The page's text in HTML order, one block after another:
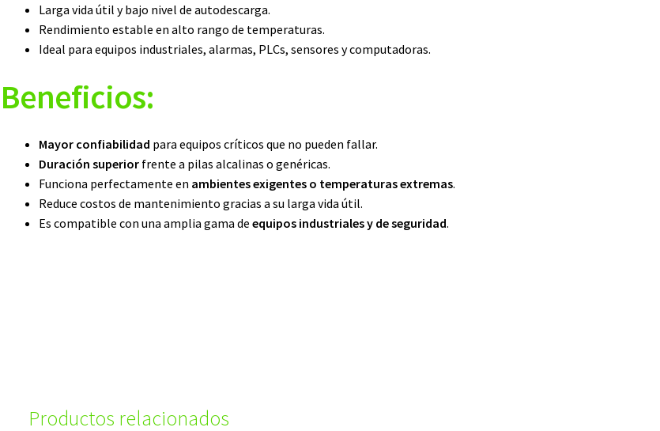
Larga vida útil y bajo nivel de autodescarga.
Rendimiento estable en alto rango de temperaturas.
Ideal para equipos industriales, alarmas, PLCs, sensores y computadoras.
Beneficios:
Mayor confiabilidad para equipos críticos que no pueden fallar.
Duración superior frente a pilas alcalinas o genéricas.
Funciona perfectamente en ambientes exigentes o temperaturas extremas.
Reduce costos de mantenimiento gracias a su larga vida útil.
Es compatible con una amplia gama deequipos industriales y de seguridad.
Productos relacionados